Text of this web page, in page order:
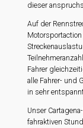
dieser
Auf der
Fahrer
alle Fahrer- und
in sehr
Unser
fahraktiven